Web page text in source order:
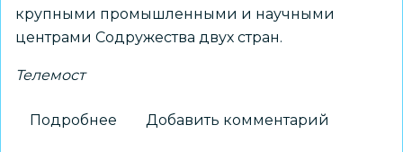
крупными промышленными и научными
центрами Содружества двух стран.
Телемост
Подробнее Добавить комментарий